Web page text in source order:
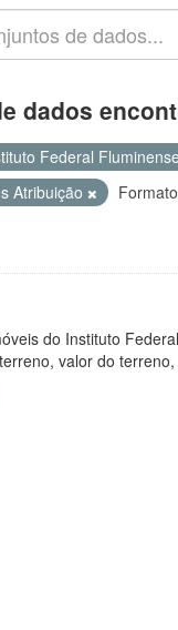
dados
Federal Fluminense
Atribuição
do Instituto
valor do